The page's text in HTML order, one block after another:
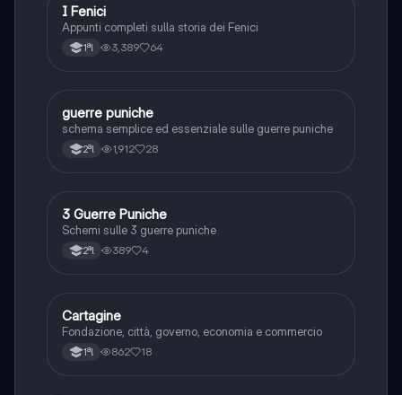
Storia
I Fenici
Appunti completi sulla storia dei Fenici
1ªl 3,389 64
Storia
guerre puniche
schema semplice ed essenziale sulle guerre puniche
2ªl 1,912 28
Storia
3 Guerre Puniche
Schemi sulle 3 guerre puniche
2ªl 389 4
Storia
Cartagine
Fondazione, città, governo, economia e commercio
1ªl 862 18